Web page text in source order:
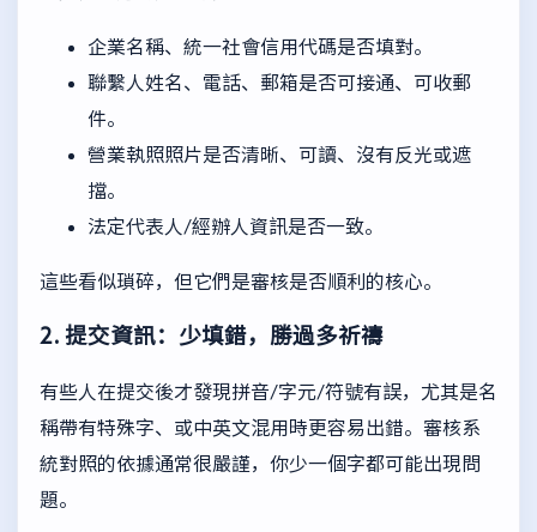
企業名稱、統一社會信用代碼是否填對。
聯繫人姓名、電話、郵箱是否可接通、可收郵
件。
營業執照照片是否清晰、可讀、沒有反光或遮
擋。
法定代表人/經辦人資訊是否一致。
這些看似瑣碎，但它們是審核是否順利的核心。
2. 提交資訊：少填錯，勝過多祈禱
有些人在提交後才發現拼音/字元/符號有誤，尤其是名
稱帶有特殊字、或中英文混用時更容易出錯。審核系
統對照的依據通常很嚴謹，你少一個字都可能出現問
題。